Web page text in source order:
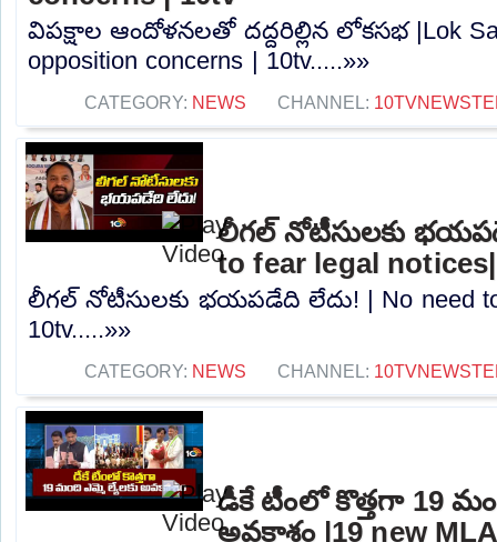
విపక్షాల ఆందోళనలతో దద్దరిల్లిన లోకసభ |Lok
opposition concerns | 10tv.....»»
CATEGORY: NEWS CHANNEL:
లీగల్ నోటీసులకు
to fear legal
లీగల్ నోటీసులకు భయపడేది లేదు! | No need to
10tv.....»»
CATEGORY: NEWS CHANNEL:
డీకే టీంలో కొత్తగా 19
అవకాశం |19 new